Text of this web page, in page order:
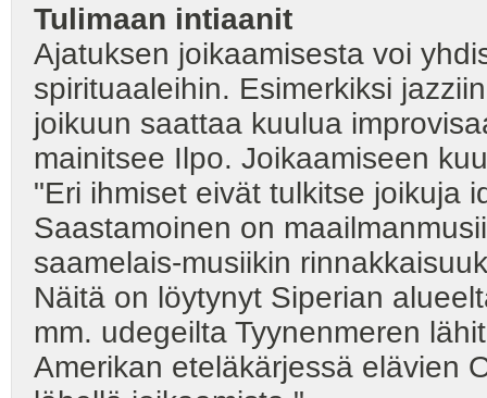
Tulimaan intiaanit
Ajatuksen joikaamisesta voi
spirituaaleihin. Esimerkiksi
joikuun saattaa kuulua
mainitsee Ilpo. Joikaamiseen
"Eri ihmiset eivät tulkitse joikuja
Saastamoinen on
saamelais-musiikin
Näitä on löytynyt Siperian
mm. udegeilta Tyynenmeren
Amerikan eteläkärjessä elävien